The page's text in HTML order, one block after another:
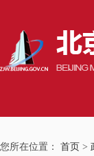
您所在位置： 首页 >